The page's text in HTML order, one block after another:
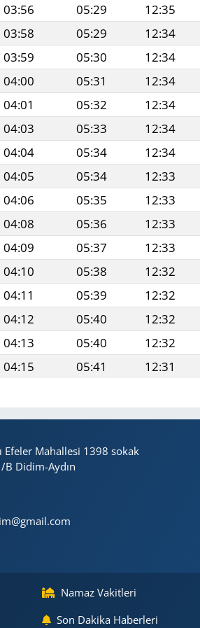
03:56 05:29 12:35
03:58 05:29 12:34
03:59 05:30 12:34
04:00 05:31 12:34
04:01 05:32 12:34
04:03 05:33 12:34
04:04 05:34 12:34
04:05 05:34 12:33
04:06 05:35 12:33
04:08 05:36 12:33
04:09 05:37 12:33
04:10 05:38 12:32
04:11 05:39 12:32
04:12 05:40 12:32
04:13 05:40 12:32
04:15 05:41 12:31
Efeler Mahallesi 1398 sokak
B Didim-Aydın
Namaz Vakitleri
Son Dakika Haberleri